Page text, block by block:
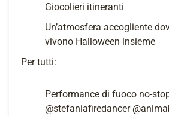
Giocolieri itineranti
Un’atmosfera accogliente
vivono Halloween insieme
Per tutti:
Performance di fuoco no-
@stefaniafiredancer